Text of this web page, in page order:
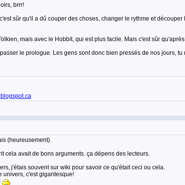
brrr!
sûr qu'il a dû couper des choses, changer le rythme et
mais avec le Hobbit, qui est plus facile. Mais c'est sûr
le prologue. Les gens sont donc bien pressés de nos jours, tu
(heureusement).
cela avait de bons arguments. ça dépens des lecteurs.
j'étais souvent sur wiki pour savoir ce qu'était ceci ou cela.
univers, c'est gigantesque!